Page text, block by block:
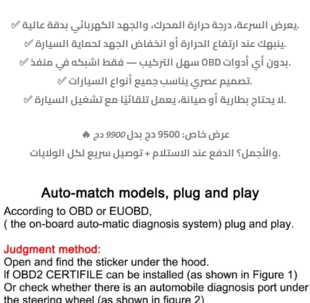
✅ يعرض السرعة، درجة حرارة المحرك، والجهد الكهربائي بدقة عالية.
✅ ينبهك عند ارتفاع الحرارة أو انخفاض الجهد لحماية السيارة.
✅ سهل التركيب — فقط اشبكه في منفذ OBD بدون أي أدوات.
✅ تصميم عصري يناسب جميع أنواع السيارات.
✅ لا يحتاج بطارية أو صيانة، يعمل تلقائيًا مع تشغيل السيارة.
🔥 عرض خاص: 9500 دج بدل
9900 دج
والأجمل؟ الدفع عند الاستلام + توصيل سريع لكل الولايات.